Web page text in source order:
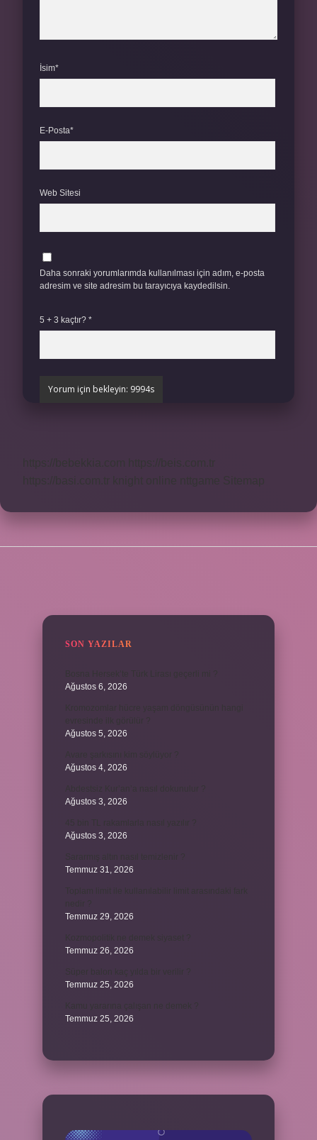
İsim*
E-Posta*
Web Sitesi
Daha sonraki yorumlarımda kullanılması için adım, e-posta
adresim ve site adresim bu tarayıcıya kaydedilsin.
5 + 3 kaçtır? *
SON YAZILAR
Ağustos 6, 2026
Ağustos 5, 2026
Ağustos 4, 2026
Ağustos 3, 2026
Ağustos 3, 2026
Temmuz 31, 2026
Temmuz 29, 2026
Temmuz 26, 2026
Temmuz 25, 2026
Temmuz 25, 2026